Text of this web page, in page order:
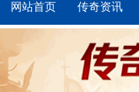
网站首页 传奇资讯